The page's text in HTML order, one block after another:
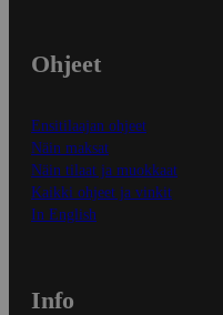
Ohjeet
Ensitilaajan ohjeet
Näin maksat
Näin tilaat ja muokkaat
Kaikki ohjeet ja vinkit
In English
Info